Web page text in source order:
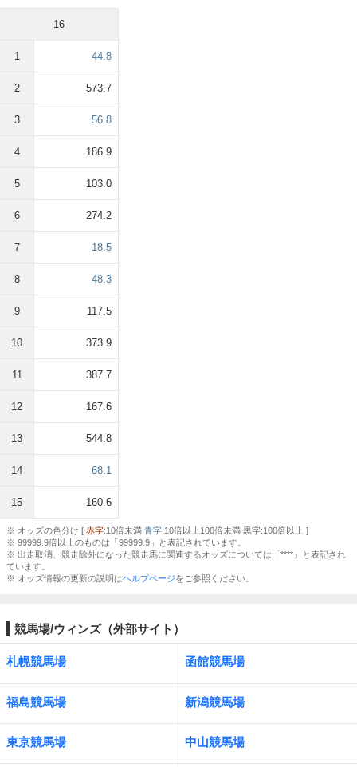
16
1 44.8
2 573.7
3 56.8
4 186.9
5 103.0
6 274.2
7 18.5
8 48.3
9 117.5
10 373.9
11 387.7
12 167.6
13 544.8
14 68.1
15 160.6
※ オッズの色分け [ 赤字:10倍未満 青字:10倍以上100倍未満 黒字:100倍以上 ]
※ 99999.9倍以上のものは「99999.9」と表記されています。
※ 出走取消、競走除外になった競走馬に関連するオッズについては「****」と表記され
ています。
※ オッズ情報の更新の説明はヘルプページをご参照ください。
競馬場/ウィンズ（外部サイト）
札幌競馬場 函館競馬場
福島競馬場 新潟競馬場
東京競馬場 中山競馬場